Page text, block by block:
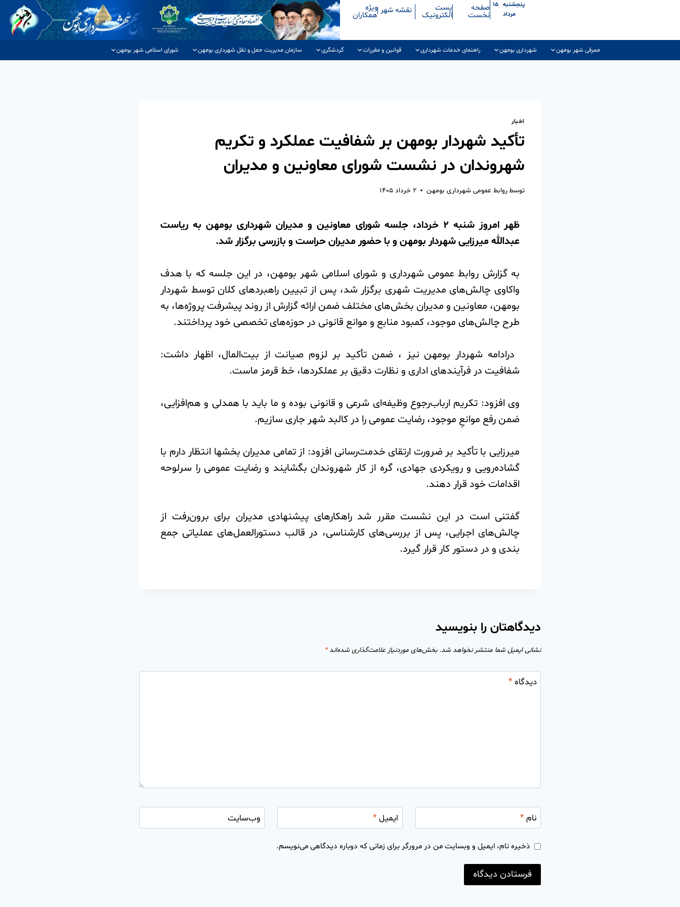
پنجشنبه ۱۵
مرداد
صفحه
نخست
پست
الکترونیک نقشه شهر ویژه
همکاران
معرفی شهر بومهن شهرداری بومهن راهنمای خدمات شهرداری قوانین و مقررات گردشگری سازمان مدیریت حمل و نقل شهرداری بومهن شورای اسلامی شهر بومهن
اخبار
تأکید شهردار بومهن بر شفافیت عملکرد و تکریم
شهروندان در نشست شورای معاونین و مدیران
توسطروابط عمومی شهرداری بومهن ۲ خرداد ۱۴۰۵
ظهر امروز شنبه ۲ خرداد، جلسه شورای معاونین و مدیران شهرداری بومهن به ریاست
عبدالله میرزایی شهردار بومهن و با حضور مدیران حراست و بازرسی برگزار شد.
️به گزارش روابط عمومی شهرداری و شورای اسلامی شهر بومهن، در این جلسه که با هدف
واکاوی چالش‌های مدیریت شهری برگزار شد، پس از تبیین راهبردهای کلان توسط شهردار
بومهن، معاونین و مدیران بخش‌های مختلف ضمن ارائه گزارش از روند پیشرفت پروژه‌ها، به
طرح چالش‌های موجود، کمبود منابع و موانع قانونی در حوزه‌های تخصصی خود پرداختند.
️ درادامه شهردار بومهن نیز ، ضمن تأکید بر لزوم صیانت از بیت‌المال، اظهار داشت:
شفافیت در فرآیندهای اداری و نظارت دقیق بر عملکردها، خط قرمز ماست.
️وی افزود: تکریم ارباب‌رجوع وظیفه‌ای شرعی و قانونی بوده و ما باید با همدلی و هم‌افزایی،
ضمن رفع موانعِ موجود، رضایت عمومی را در کالبد شهر جاری سازیم.
️میرزایی با تأکید بر ضرورت ارتقای خدمت‌رسانی افزود: از تمامی مدیران بخشها انتظار دارم با
گشاده‌رویی و رویکردی جهادی، گره از کار شهروندان بگشایند و رضایت عمومی را سرلوحه
اقدامات خود قرار دهند.
️گفتنی است در این نشست مقرر شد راهکارهای پیشنهادی مدیران برای برون‌رفت از
چالش‌های اجرایی، پس از بررسی‌های کارشناسی، در قالب دستورالعمل‌های عملیاتی جمع
بندی و در دستور کار قرار گیرد.
دیدگاهتان را بنویسید
نشانی ایمیل شما منتشر نخواهد شد. بخش‌های موردنیاز علامت‌گذاری شده‌اند*
دیدگاه*
نام* ایمیل * وب‌سایت
ذخیره نام، ایمیل و وبسایت من در مرورگر برای زمانی که دوباره دیدگاهی می‌نویسم.